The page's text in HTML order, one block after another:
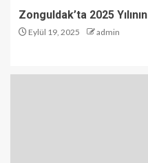
Zonguldak’ta 2025
Eylül 19, 2025 admin